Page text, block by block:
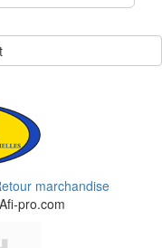
marchandise
pro.com